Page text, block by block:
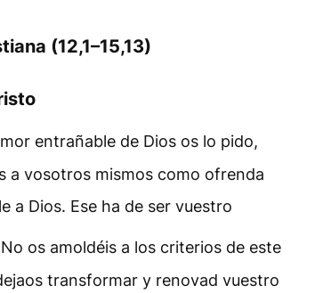
(12,1–15,13)
entrañable de Dios os lo pido,
a vosotros mismos como ofrenda
a Dios. Ese ha de ser vuestro
No os amoldéis a los criterios de este
transformar y renovad vuestro